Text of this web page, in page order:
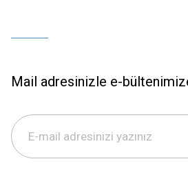
Mail adresinizle e-